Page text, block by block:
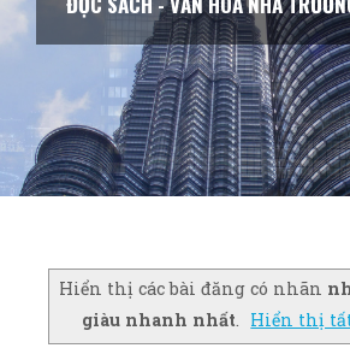
Hiển thị các bài đăng có nhãn
giàu nhanh nhất. Hiển thị